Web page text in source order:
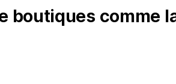
boutiques comme